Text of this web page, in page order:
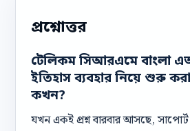
প্রশ্নোত্তর
টেলিকম সিআরএমে বাংলা
ইতিহাস ব্যবহার নিয়ে শুরু
কখন?
যখন একই প্রশ্ন বারবার আসছে,